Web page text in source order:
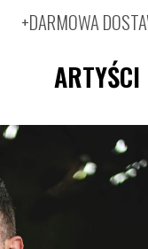
+DARMOWA
ARTYŚCI